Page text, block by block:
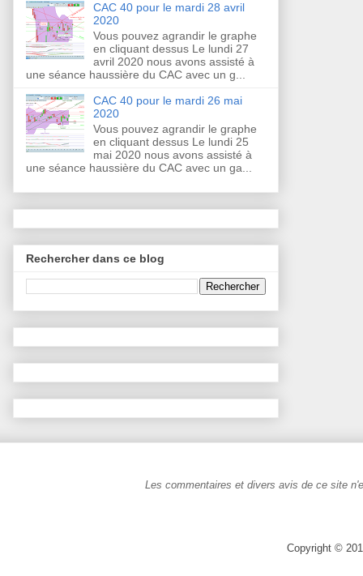
CAC 40 pour le mardi 28 avril
2020
Vous pouvez agrandir le graphe
en cliquant dessus Le lundi 27
avril 2020 nous avons assisté à
une séance haussière du CAC avec un g...
CAC 40 pour le mardi 26 mai
2020
Vous pouvez agrandir le graphe
en cliquant dessus Le lundi 25
mai 2020 nous avons assisté à
une séance haussière du CAC avec un ga...
Rechercher dans ce blog
Les commentaires et divers avis de ce site
Copyright ©